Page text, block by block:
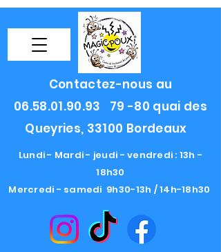
Contactez-nous au
06.58.01.90.93 79 -80 quai des
Queyries, 33100 Bordeaux
Lundi - Mardi - jeudi - vendredi : 13h -
18h30
Mercredi - samedi 9h30-13h / 14h-18h30